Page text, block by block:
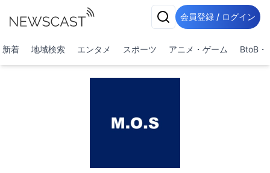
会員登録 / ログイン
新着 地域検索 エンタメ スポーツ アニメ・ゲーム BtoB・